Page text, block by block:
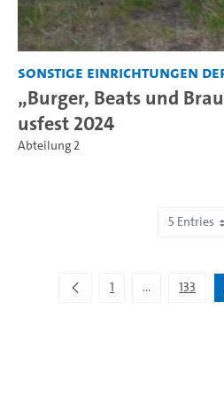
Sonstige Einrichtungen
„Burger, Beats und
usfest 2024
Abteilung 2
5 Entries
1 ...Intermediate
133